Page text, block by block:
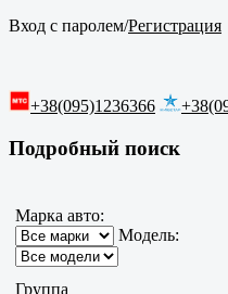
Вход с паролем/Регистрация
+38(095)1236366
Подробный поиск
Марка авто:
Модель:
Группа